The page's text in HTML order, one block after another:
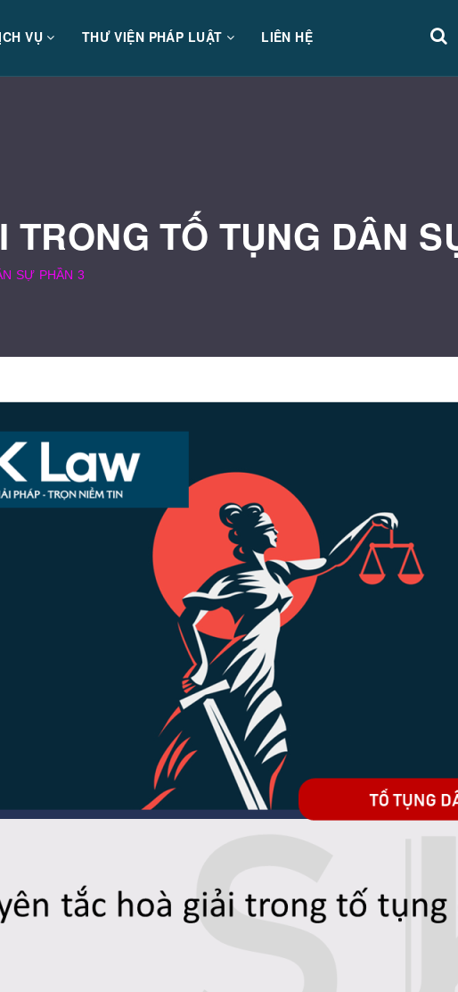
VỤ THƯ VIỆN PHÁP LUẬT LIÊN HỆ
TRONG TỐ TỤNG DÂN
SỰ PHẦN 3